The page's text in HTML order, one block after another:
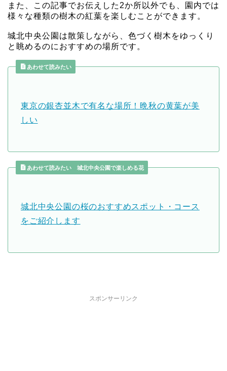
また、この記事でお伝えした2か所以外でも、園内では
様々な種類の樹木の紅葉を楽しむことができます。
城北中央公園は散策しながら、色づく樹木をゆっくり
と眺めるのにおすすめの場所です。
あわせて読みたい
東京の銀杏並木で有名な場所！晩秋の黄葉が美
しい
あわせて読みたい 城北中央公園で楽しめる花
城北中央公園の桜のおすすめスポット・コース
をご紹介します
スポンサーリンク